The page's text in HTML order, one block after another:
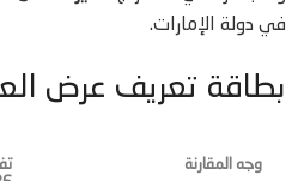
في دولة الإمارات.
بطاقة تعريف عرض
وجه المقارنة